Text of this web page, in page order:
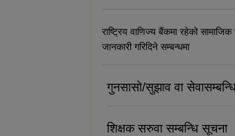
राष्ट्रिय वाणिज्य बैंकमा रहेको सामाजिक
जानकारी गरिदिने सम्बन्धमा
गुनसासो/सुझाव वा
शिक्षक सरुवा सम्बन्धि सूचना